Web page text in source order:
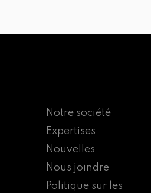
Notre société
Expertises
Nouvelles
Nous joindre
Politique sur les